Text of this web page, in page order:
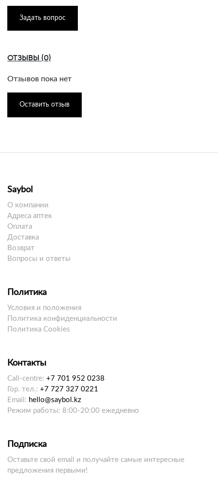
Задать вопрос
ОТЗЫВЫ (0)
Отзывов пока нет
Оставить отзыв
Saybol
О компании
Адреса аптек
Оплата
Доставка
Возврат
Вопросы и ответы
Политика
Условия и положения
Политика конфиденциальности
Политика Cookies
Контакты
Call-centre: +7 701 952 0238
Гор. тел.: +7 727 327 0221
Email: hello@saybol.kz
Режим работы: 8:00-20:00 ежедневно
Подписка
Оставьте свой email и получайте самые интересные
предложения первыми!